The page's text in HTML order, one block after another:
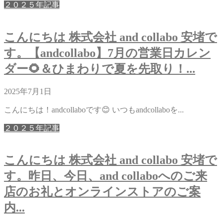
２０２５年記事
こんにちは 株式会社 and collabo 安堵で
す。【andcollabo】7月の営業日カレン
ダー🌻＆ひまわりで夏を先取り！...
2025年7月1日
こんにちは！andcollaboです😊 いつもandcollaboを...
２０２５年記事
こんにちは 株式会社 and collabo 安堵で
す。昨日、今日、and collaboへのご来
店のお礼とオンラインストアのご案
内...